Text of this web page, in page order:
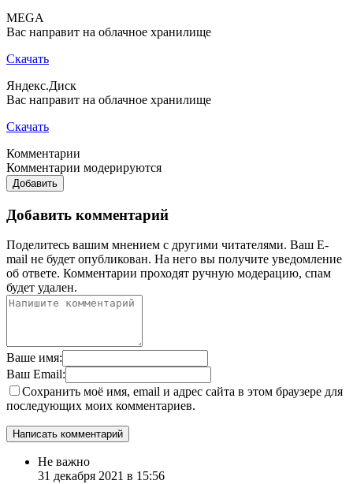
MEGA
Вас направит на облачное хранилище
Скачать
Яндекс.Диск
Вас направит на облачное хранилище
Скачать
Комментарии
Комментарии модерируются
Добавить
Добавить комментарий
Поделитесь вашим мнением с другими читателями. Ваш E-
mail не будет опубликован. На него вы получите уведомление
об ответе. Комментарии проходят ручную модерацию, спам
будет удален.
Ваше имя:
Ваш Email:
Сохранить моё имя, email и адрес сайта в этом браузере для
последующих моих комментариев.
Не важно
31 декабря 2021 в 15:56